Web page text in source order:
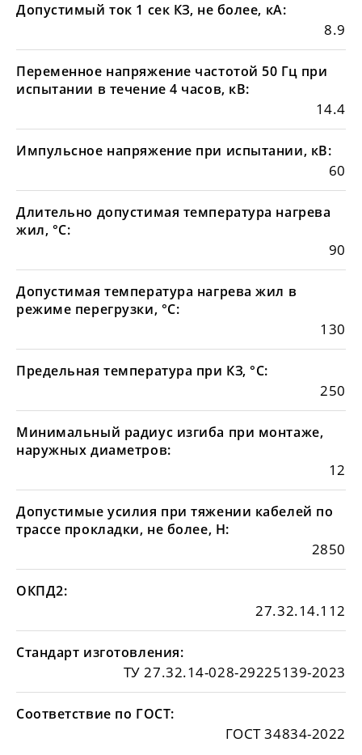
Допустимый ток 1 сек КЗ, не более, кА:
8.9
Переменное напряжение частотой 50 Гц при
испытании в течение 4 часов, кВ:
14.4
Импульсное напряжение при испытании, кВ:
60
Длительно допустимая температура нагрева
жил, °С:
90
Допустимая температура нагрева жил в
режиме перегрузки, °С:
130
Предельная температура при КЗ, °С:
250
Минимальный радиус изгиба при монтаже,
наружных диаметров:
12
Допустимые усилия при тяжении кабелей по
трассе прокладки, не более, Н:
2850
ОКПД2:
27.32.14.112
Стандарт изготовления:
ТУ 27.32.14-028-29225139-2023
Соответствие по ГОСТ:
ГОСТ 34834-2022